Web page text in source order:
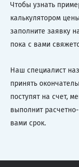
Чтобы узнать
калькулятором
заполните заявку
пока с вами
Наш специалист
принять
поступят на счет,
выполнит
вами срок.